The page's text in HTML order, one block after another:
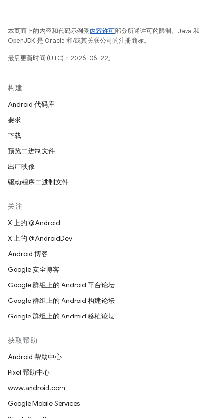
本页面上的内容和代码示例受内容许可部分所述许可的限制。Java 和
OpenJDK 是 Oracle 和/或其关联公司的注册商标。
最后更新时间 (UTC)：2026-06-22。
构建
Android 代码库
要求
下载
预览二进制文件
出厂映像
驱动程序二进制文件
关注
X 上的 @Android
X 上的 @AndroidDev
Android 博客
Google 安全博客
Google 群组上的 Android 平台论坛
Google 群组上的 Android 构建论坛
Google 群组上的 Android 移植论坛
获取帮助
Android 帮助中心
Pixel 帮助中心
www.android.com
Google Mobile Services